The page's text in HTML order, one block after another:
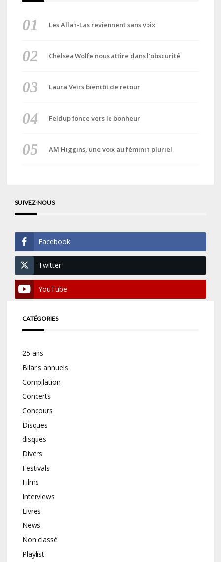
Les Allah-Las reviennent sans voix
Chelsea Wolfe nous attire dans l’obscurité
Laura Veirs bientôt de retour
Feldup fonce vers le bonheur
AM Higgins, une voix au féminin pluriel
SUIVEZ-NOUS
Facebook
Twitter
YouTube
CATÉGORIES
25 ans
Bilans annuels
Compilation
Concerts
Concours
Disques
disques
Divers
Festivals
Films
Interviews
Livres
News
Non classé
Playlist